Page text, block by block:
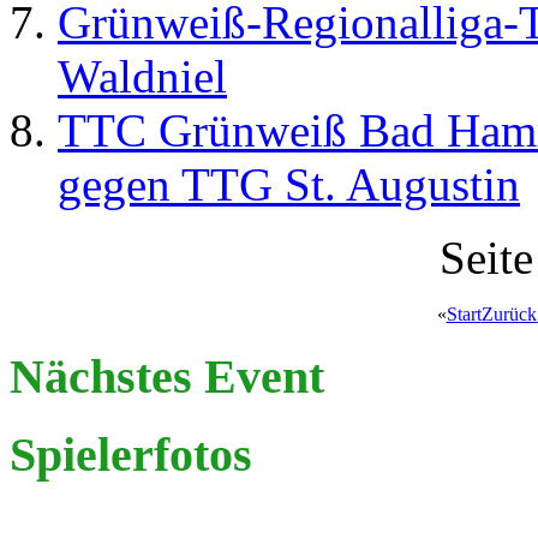
Grünweiß-Regionalliga-
Waldniel
TTC Grünweiß Bad
gegen TTG St. Augustin
«StartZurück
Nächstes Event
Spielerfotos